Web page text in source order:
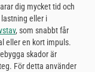
dig mycket tid och
eller i
, som snabbt får
eller en kort impuls.
skador är
För detta använder